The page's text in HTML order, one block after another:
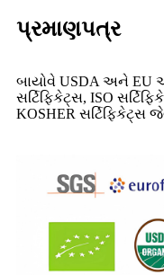
પ્રમાણપત્ર
બાયોવે USDA અને EU
સર્ટિફિકેટ્સ, ISO
KOSHER સર્ટિફિકેટ્સ